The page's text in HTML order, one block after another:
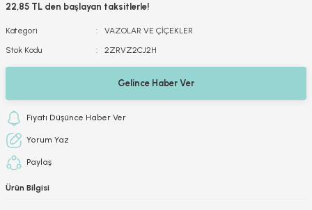
22,85 TL den başlayan taksitlerle!
Kategori
VAZOLAR VE ÇİÇEKLER
Stok Kodu
2ZRVZ2CJ2H
Gelince Haber Ver
Fiyatı Düşünce Haber Ver
Yorum Yaz
Paylaş
Ürün Bilgisi